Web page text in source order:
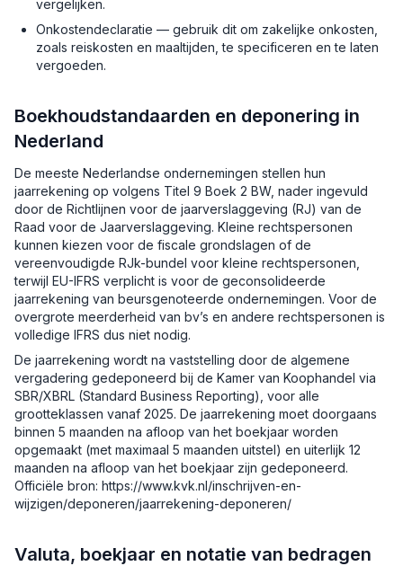
vergelijken.
Onkostendeclaratie — gebruik dit om zakelijke onkosten,
zoals reiskosten en maaltijden, te specificeren en te laten
vergoeden.
Boekhoudstandaarden en deponering in
Nederland
De meeste Nederlandse ondernemingen stellen hun
jaarrekening op volgens Titel 9 Boek 2 BW, nader ingevuld
door de Richtlijnen voor de jaarverslaggeving (RJ) van de
Raad voor de Jaarverslaggeving. Kleine rechtspersonen
kunnen kiezen voor de fiscale grondslagen of de
vereenvoudigde RJk-bundel voor kleine rechtspersonen,
terwijl EU-IFRS verplicht is voor de geconsolideerde
jaarrekening van beursgenoteerde ondernemingen. Voor de
overgrote meerderheid van bv’s en andere rechtspersonen is
volledige IFRS dus niet nodig.
De jaarrekening wordt na vaststelling door de algemene
vergadering gedeponeerd bij de Kamer van Koophandel via
SBR/XBRL (Standard Business Reporting), voor alle
grootteklassen vanaf 2025. De jaarrekening moet doorgaans
binnen 5 maanden na afloop van het boekjaar worden
opgemaakt (met maximaal 5 maanden uitstel) en uiterlijk 12
maanden na afloop van het boekjaar zijn gedeponeerd.
Officiële bron: https://www.kvk.nl/inschrijven-en-
wijzigen/deponeren/jaarrekening-deponeren/
Valuta, boekjaar en notatie van bedragen